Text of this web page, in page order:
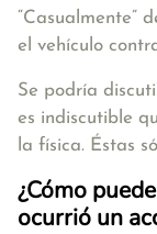
“Casualmente”
el vehículo
Se podría
es indiscutible
la física. Éstas
¿Cómo
ocurrió un